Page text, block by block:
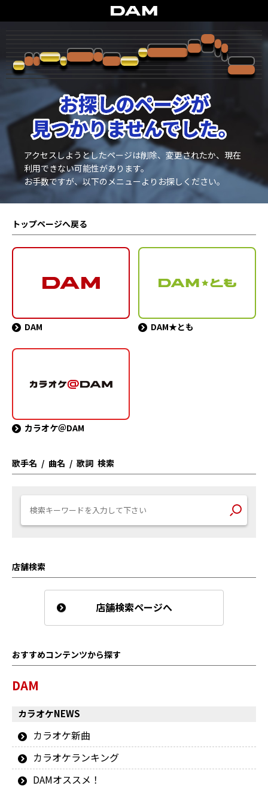
アクセスしようとしたページは削除、変更されたか、現在
利用できない可能性があります。
お手数ですが、以下のメニューよりお探しください。
トップページへ戻る
DAM DAM★とも
カラオケ＠DAM
歌手名 / 曲名 / 歌詞 検索
店舗検索
店舗検索ページへ
おすすめコンテンツから探す
DAM
カラオケNEWS
カラオケ新曲
カラオケランキング
DAMオススメ！